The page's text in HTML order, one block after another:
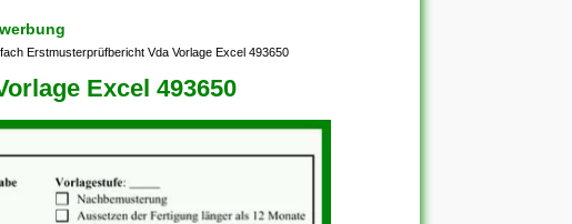
Erstmusterprüfbericht Vda Vorlage Excel 493650
Excel 493650